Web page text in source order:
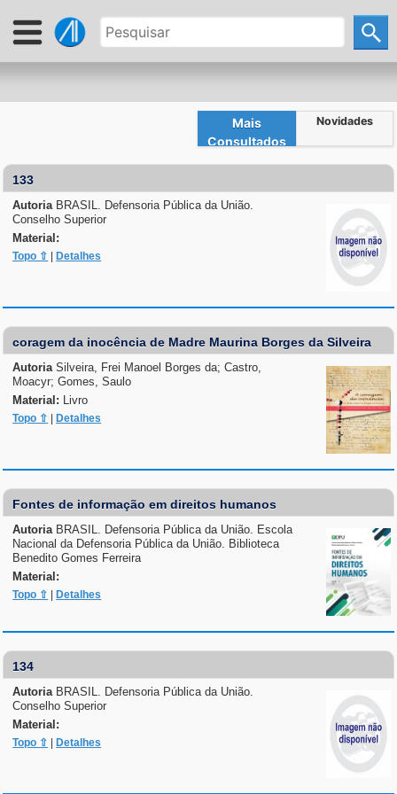
Mais
Consultados
Novidades
133
Autoria BRASIL. Defensoria Pública da União.
Conselho Superior
Material:
Topo ⇧ Detalhes
coragem da inocência de Madre Maurina Borges da Silveira
AutoriaSilveira, Frei Manoel Borges da; Castro,
Moacyr; Gomes, Saulo
Material:
Livro
Topo ⇧ Detalhes
Fontes de informação em direitos humanos
Autoria BRASIL. Defensoria Pública da União. Escola
Nacional da Defensoria Pública da União. Biblioteca
Benedito Gomes Ferreira
Material:
Topo ⇧ Detalhes
134
Autoria BRASIL. Defensoria Pública da União.
Conselho Superior
Material:
Topo ⇧ Detalhes